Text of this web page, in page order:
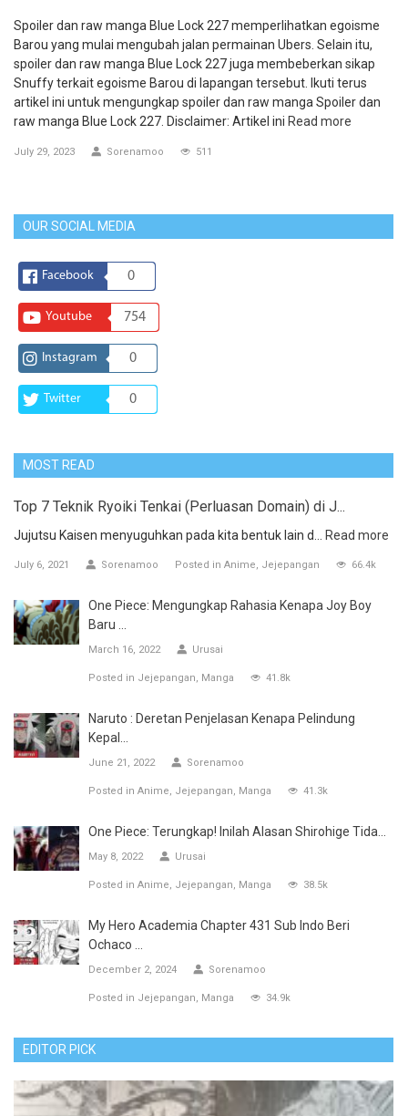
Spoiler dan raw manga Blue Lock 227 memperlihatkan egoisme
Barou yang mulai mengubah jalan permainan Ubers. Selain itu,
spoiler dan raw manga Blue Lock 227 juga membeberkan sikap
Snuffy terkait egoisme Barou di lapangan tersebut. Ikuti terus
artikel ini untuk mengungkap spoiler dan raw manga Spoiler dan
raw manga Blue Lock 227. Disclaimer: Artikel ini Read more
July 29, 2023 Sorenamoo 511
OUR SOCIAL MEDIA
Facebook 0
Youtube 754
Instagram 0
Twitter 0
MOST READ
Top 7 Teknik Ryoiki Tenkai (Perluasan Domain) di J...
Jujutsu Kaisen menyuguhkan pada kita bentuk lain d... Read more
July 6, 2021 Sorenamoo Posted in Anime Jejepangan 66.4k
One Piece: Mengungkap Rahasia Kenapa Joy Boy
Baru ...
March 16, 2022 Urusai
Posted in Jejepangan Manga 41.8k
Naruto : Deretan Penjelasan Kenapa Pelindung
Kepal...
June 21, 2022 Sorenamoo
Posted in Anime Jejepangan Manga 41.3k
One Piece: Terungkap! Inilah Alasan Shirohige Tida...
May 8, 2022 Urusai
Posted in Anime Jejepangan Manga 38.5k
My Hero Academia Chapter 431 Sub Indo Beri
Ochaco ...
December 2, 2024 Sorenamoo
Posted in Jejepangan Manga 34.9k
EDITOR PICK